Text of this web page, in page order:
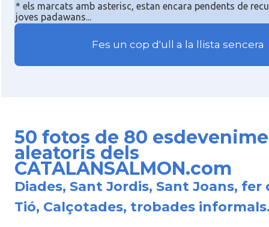
* els marcats amb asterisc, estan encara pendents de
joves padawans...
Fes un cop d'ull a la llista sencera
50 fotos de 80
aleatoris dels
CATALANSALMON.com
Diades, Sant Jordis, Sant Joans, fer
Tió, Calçotades, trobades